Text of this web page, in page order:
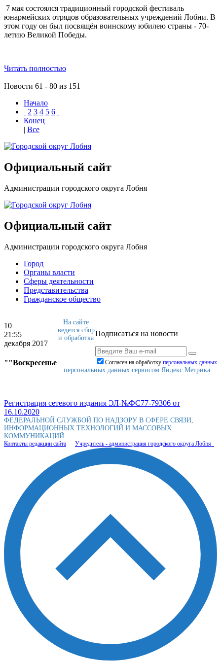
7 мая состоялся традиционный городской фестиваль
юнармейских отрядов образовательных учреждений Лобни. В
этом году он был посвящён воинскому юбилею страны - 70-
летию Великой Победы.
Читать полностью
Новости 61 - 80 из 151
Начало
2 3 4 5 6
Конец
| Все
Официальный сайт
Администрации городского округа Лобня
Официальный сайт
Администрации городского округа Лобня
Город
Органы власти
Сферы деятельности
Представительства
Гражданское общество
10
21:55
декабря 2017
""Воскресенье
Подписаться на новости
Согласен на обработку персональныx данных
На сайте
ведется сбор
и обработка
персональных данных сервисом Яндекс.Метрика
Регистрация сетевого издания ЭЛ-№ФС77-79306 от
16.10.2020
ФЕДЕРАЛЬНОЙ СЛУЖБОЙ ПО НАДЗОРУ В СФЕРЕ СВЯЗИ,
ИНФОРМАЦИОННЫХ ТЕХНОЛОГИЙ И МАССОВЫХ
КОММУНИКАЦИЙ
Контакты редакции сайта Учредитель - администрация городского округа Лобня